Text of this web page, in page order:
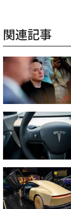
関連記事